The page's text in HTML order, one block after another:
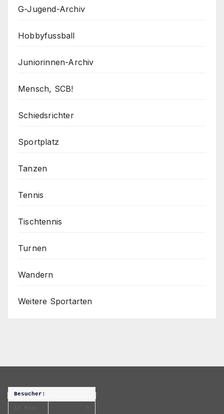
G-Jugend-Archiv
Hobbyfussball
Juniorinnen-Archiv
Mensch, SCB!
Schiedsrichter
Sportplatz
Tanzen
Tennis
Tischtennis
Turnen
Wandern
Weitere Sportarten
Besucher: